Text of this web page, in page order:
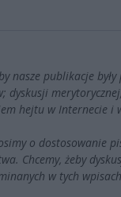
nasze publikacje
dyskusji
hejtu w Internecie i
o dostosowanie
Chcemy, żeby
w tych